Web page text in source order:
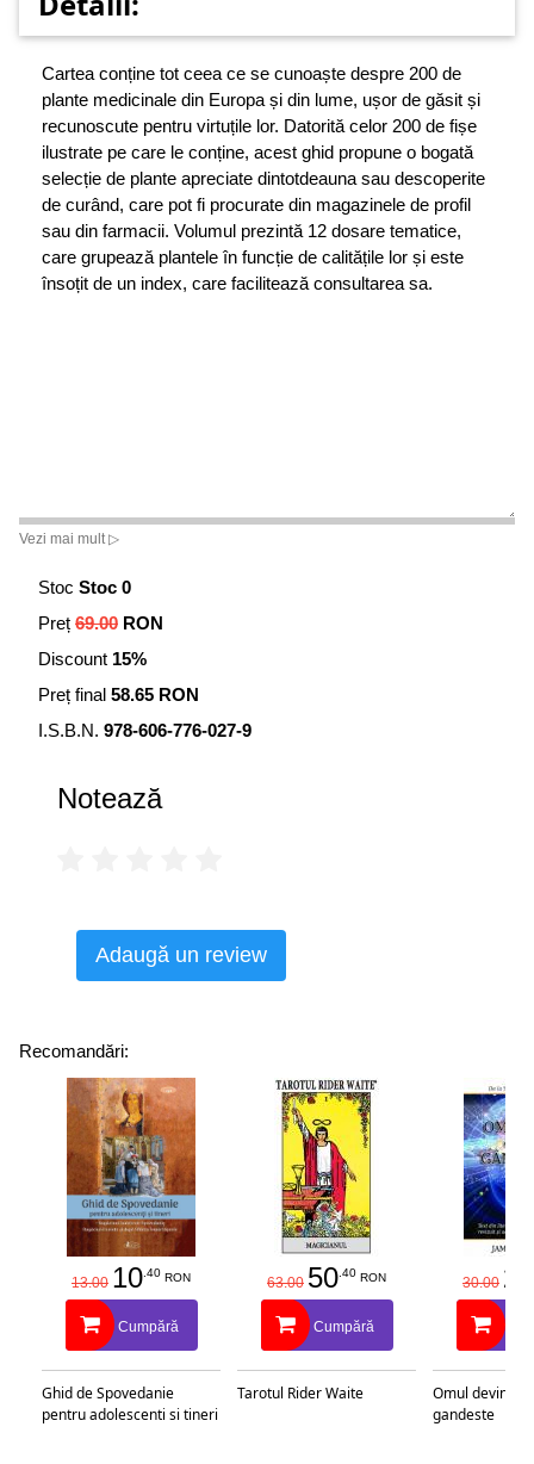
Cartea conține tot ceea ce se cunoaște despre 200 de
plante medicinale din Europa și din lume, ușor de găsit și
recunoscute pentru virtuțile lor. Datorită celor 200 de fișe
ilustrate pe care le conține, acest ghid propune o bogată
selecție de plante apreciate dintotdeauna sau descoperite
de curând, care pot fi procurate din magazinele de profil
sau din farmacii. Volumul prezintă 12 dosare tematice,
care grupează plantele în funcție de calitățile lor și este
însoțit de un index, care facilitează consultarea sa.
Vezi mai mult ▷
Stoc Stoc 0
Preț 69.00 RON
Discount 15%
Preț final 58.65 RON
I.S.B.N. 978-606-776-027-9
Notează
Adaugă un review
Recomandări:
13.00 10.40 RON
Cumpără
Ghid de Spovedanie
pentru adolescenti si tineri
63.00 50.40 RON
Cumpără
Tarotul Rider Waite
30.00 25
Omul devine
gandeste